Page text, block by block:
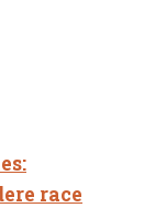
race